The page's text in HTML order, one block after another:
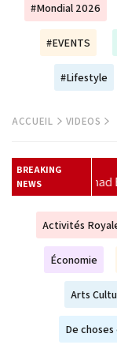
#Mondial 2026
#EVENTS
#Lifestyle
ACCUEIL VIDEOS
BREAKING
NEWS
du monde
Activités
Économie
Arts
De